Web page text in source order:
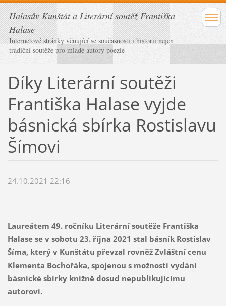
Halasův Kunštát a Literární soutěž Františka
Halase
Internetové stránky věnující se současnosti i historii nejen
tradiční soutěže pro mladé autory poezie
Díky Literární soutěži
Františka Halase vyjde
básnická sbírka Rostislavu
Šímovi
24.10.2021 22:16
Laureátem 49. ročníku Literární soutěže Františka
Halase se v sobotu 23. října 2021 stal básník Rostislav
Šíma, který v Kunštátu převzal rovněž Zvláštní cenu
Klementa Bochořáka, spojenou s možností vydání
básnické sbírky knižně dosud nepublikujícímu
autorovi.